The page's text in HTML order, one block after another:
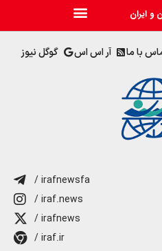
و ایران
با ما آر اس اس گوگل نیوز
/ irafnewsfa
/ iraf.news
/ irafnews
/ iraf.ir